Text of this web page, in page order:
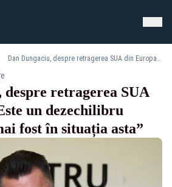
Dan Dungaciu, despre retragerea SUA din Europa: „Este un dezechilibru major. N-am mai fost în situația asta”
despre retragerea SUA
un dezechilibru
fost în situația asta”